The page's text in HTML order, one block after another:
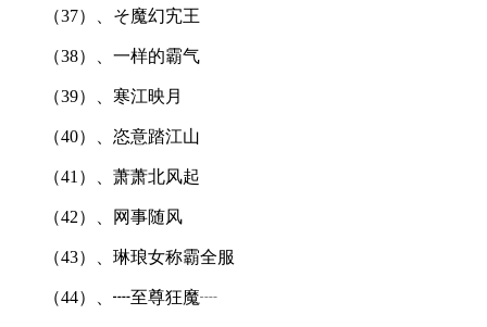
（37）、そ魔幻宄王
（38）、一样的霸气
（39）、寒江映月
（40）、恣意踏江山
（41）、萧萧北风起
（42）、网事随风
（43）、琳琅女称霸全服
（44）、┉至尊狂魔┈